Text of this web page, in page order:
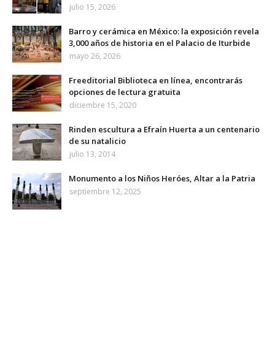
julio 15, 2026
Barro y cerámica en México: la exposición revela
3,000 años de historia en el Palacio de Iturbide
mayo 26, 2026
Freeditorial Biblioteca en línea, encontrarás
opciones de lectura gratuita
diciembre 15, 2020
Rinden escultura a Efraín Huerta a un centenario
de su natalicio
julio 13, 2014
Monumento a los Niños Heróes, Altar a la Patria
septiembre 12, 2025